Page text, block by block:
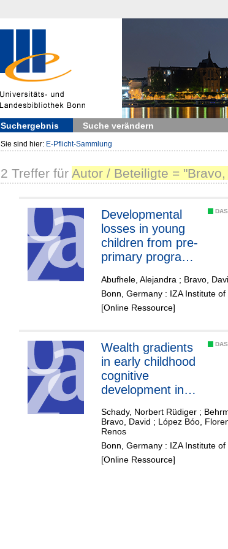
Suchergebnis Suche verändern
Sie sind hier: E-Pflicht-Sammlung
2 Treffer für Autor / Beteiligte =
Developmental
losses in young
children from pre-
primary program
the COVID-19
pandemic
Abufhele, Alejandra ; Bravo,
Bonn, Germany : IZA Institute
[Online Ressource]
Wealth gradients
in early childhood
cognitive
development in
American
countries
Schady, Norbert Rüdiger ;
Bravo, David ; López Bóo,
Renos
Bonn, Germany : IZA Institute
[Online Ressource]